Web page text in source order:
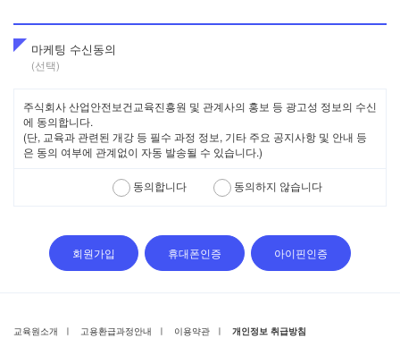
게시물이라 함은 회사의 서비스 내에 회원이 올린 글, 이미지, 각
회원이 서비스 내에 게시한 게시물로 인해 회원 개인에게 발생하
으며 회사는 서비스 내에 존재하는 게시물이 다음 각 호에 해당한
다고 판단되는 경우 해당 게시물을 삭제, 이동 또는 등록거부 할
수 있습니다. 또한, 회사는 게시물에 관련된 세부 이용지침을 별
도로 정하여 시행할 수 있으며, 회원은 그 지침에 따라 각종 게시
회사, 다른 회원 또는 제3자를 비방하거나 명예를 손상시
범죄적 행위에 결부된다고 인정되는 내용인 경우
회사의 저작권, 제3자의 저작권 등 기타 권리를 침해하는
내용인 경우
우
마케팅 수신동의
(선택)
주식회사 산업안전보건교육진흥원 및 관계사의 홍보 등 광고성 정보의 수신
에 동의합니다.
(단, 교육과 관련된 개강 등 필수 과정 정보, 기타 주요 공지사항 및 안내 등
은 동의 여부에 관계없이 자동 발송될 수 있습니다.)
동의합니다 동의하지 않습니다
회원가입 휴대폰인증 아이핀인증
교육원소개 ㅣ 고용환급과정안내 ㅣ 이용약관 ㅣ 개인정보 취급방침